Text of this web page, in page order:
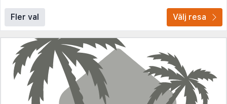
Fler val Välj resa